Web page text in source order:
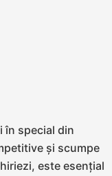
în special din
și scumpe
este esențial